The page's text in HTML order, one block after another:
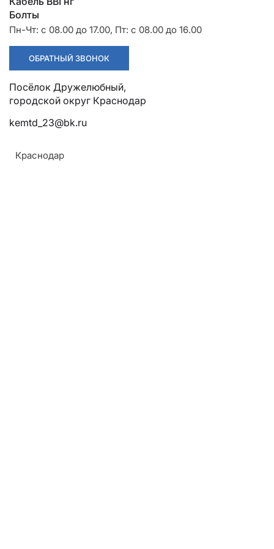
Болты
+7 (918) 003-93-73
Пн-Чт: с 08.00 до 17.00, Пт: с 08.00 до 16.00
ОБРАТНЫЙ ЗВОНОК
Посёлок Дружелюбный,
городской округ Краснодар
kemtd_23@bk.ru
Краснодар
Стоимость:
Цена по запросу